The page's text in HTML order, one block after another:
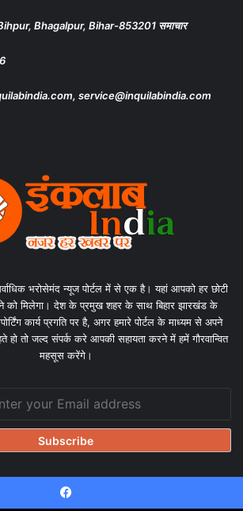
Bhagalpur, Bihar-853201 समाचार
service@inquilabindia.com
भरोसेमंद न्यूज पोर्टल में से एक है। यहां आपको हर छोटी
को मिलेगा। देश के प्रमुख शहर के साथ बिहार झारखंड के
कार्य प्रगति पर है, अगर हमारे पोर्टल के माध्यम से अपने
हो तो जल्द संपर्क करे आपकी सहायता करने में हमें गौरवान्वित
महसूस करेंगे।
Rights Reserved | Design & Developed